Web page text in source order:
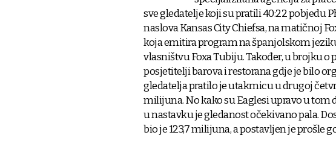
sve gledatelje koji su pratili 40:22 pobjedu
naslova Kansas City Chiefsa, na matičnoj
koja emitira program na španjolskom
vlasništvu Foxa Tubiju. Također, u brojku
posjetitelji barova i restorana gdje je bilo
gledatelja pratilo je utakmicu u drugoj
milijuna. No kako su Eaglesi upravo u tom
u nastavku je gledanost očekivano pala.
bio je 123,7 milijuna, a postavljen je prošle